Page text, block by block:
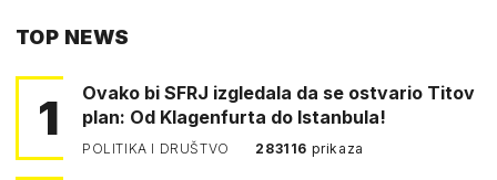
TOP NEWS
1
Ovako bi SFRJ izgledala da se ostvario Titov
plan: Od Klagenfurta do Istanbula!
POLITIKA I DRUŠTVO 283116 prikaza